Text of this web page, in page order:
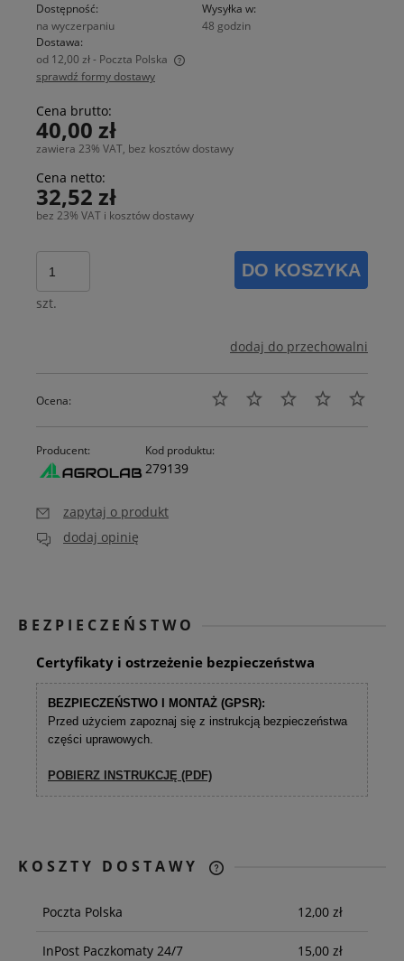
Dostępność:
na wyczerpaniu
Wysyłka w:
48 godzin
Dostawa:
od 12,00 zł- Poczta Polska
Cena nie zawiera ewentualnych kosztów płatności
sprawdź formy dostawy
Cena brutto:
40,00 zł
zawiera 23% VAT, bez kosztów dostawy
Cena netto:
32,52 zł
bez 23% VAT i kosztów dostawy
szt.
DO KOSZYKA
dodaj do przechowalni
Ocena:
Producent: Kod produktu:
279139
zapytaj o produkt
dodaj opinię
BEZPIECZEŃSTWO
Certyfikaty i ostrzeżenie bezpieczeństwa
BEZPIECZEŃSTWO I MONTAŻ (GPSR):
Przed użyciem zapoznaj się z instrukcją bezpieczeństwa
części uprawowych.
POBIERZ INSTRUKCJĘ (PDF)
KOSZTY DOSTAWY
KOSZTÓW PŁATNOŚCI
Poczta Polska 12,00 zł
InPost Paczkomaty 24/7 15,00 zł